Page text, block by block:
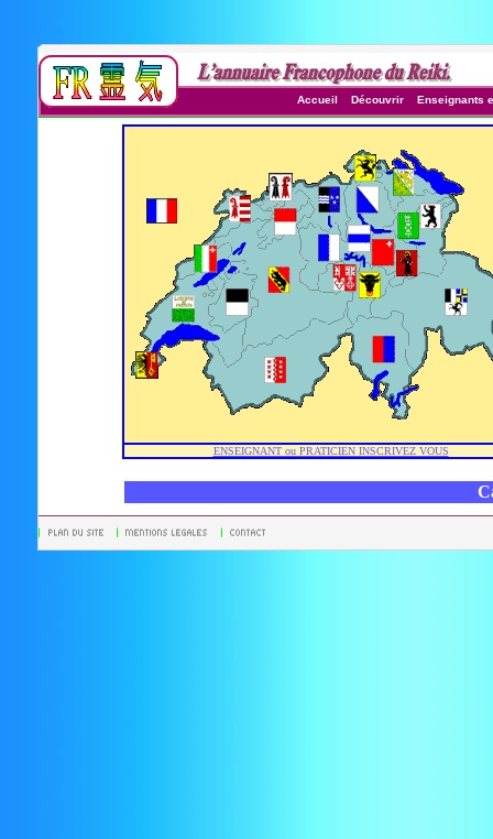
Accueil Découvrir Enseignants
ENSEIGNANT ou PRATICIEN INSCRIVEZ VOUS